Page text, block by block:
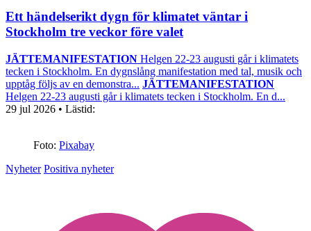
Ett händelserikt dygn för klimatet väntar i
Stockholm tre veckor före valet
JÄTTEMANIFESTATION Helgen 22-23 augusti går i klimatets
tecken i Stockholm. En dygnslång manifestation med tal, musik och
upptåg följs av en demonstra... JÄTTEMANIFESTATION
Helgen 22-23 augusti går i klimatets tecken i Stockholm. En d...
29 jul 2026 • Lästid:
Foto: Pixabay
Nyheter Positiva nyheter